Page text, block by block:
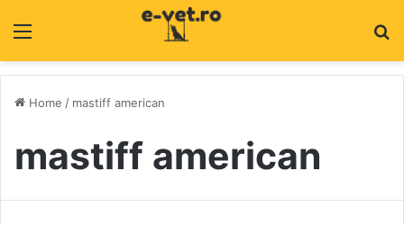
Home / mastiff american
mastiff american